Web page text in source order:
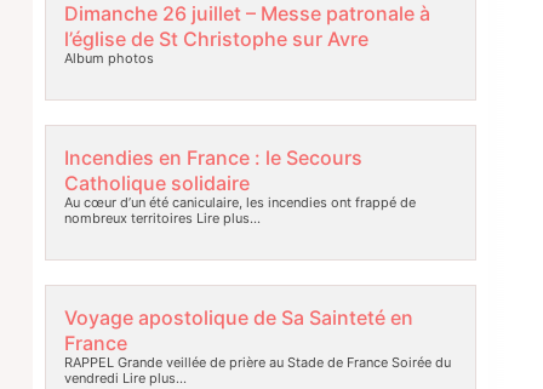
Dimanche 26 juillet – Messe patronale à
l’église de St Christophe sur Avre
Album photos
Incendies en France : le Secours
Catholique solidaire
Au cœur d’un été caniculaire, les incendies ont frappé de
nombreux territoires Lire plus…
Voyage apostolique de Sa Sainteté en
France
RAPPEL Grande veillée de prière au Stade de France Soirée du
vendredi Lire plus…